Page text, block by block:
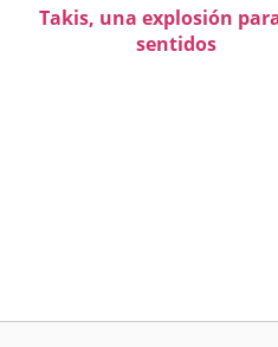
Takis, una explosión
sentidos